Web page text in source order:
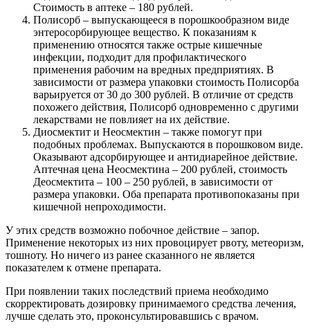
Стоимость в аптеке – 180 рублей.
Полисорб – выпускающееся в порошкообразном виде
энтеросорбирующее вещество. К показаниям к
применению относятся также острые кишечные
инфекции, подходит для профилактического
применения рабочим на вредных предприятиях. В
зависимости от размера упаковки стоимость Полисорба
варьируется от 30 до 300 рублей. В отличие от средств
похожего действия, Полисорб одновременно с другими
лекарствами не повлияет на их действие.
Диосмектит и Неосмектин – также помогут при
подобных проблемах. Выпускаются в порошковом виде.
Оказывают адсорбирующее и антидиарейное действие.
Аптечная цена Неосмектина – 200 рублей, стоимость
Деосмектита – 100 – 250 рублей, в зависимости от
размера упаковки. Оба препарата противопоказаны при
кишечной непроходимости.
У этих средств возможно побочное действие – запор.
Применение некоторых из них провоцирует рвоту, метеоризм,
тошноту. Но ничего из ранее сказанного не является
показателем к отмене препарата.
При появлении таких последствий приема необходимо
скорректировать дозировку принимаемого средства лечения,
лучше сделать это, проконсультировавшись с врачом.